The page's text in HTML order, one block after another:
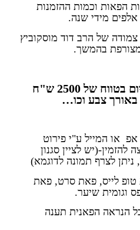
הפאות וכמות ההזמנות
מידי שנה.
של הרב דוד מוסקוביץ
בהמשך.
מחירי הפאות עומדים כיום בטווח של 2500 ש"ח
או המייל ע"י פירוט
(יש לציין סגנון
לצרף תמונה לדוגמא)
טופ לייס, פאת סרט, פאת
וגומית שיער.
הנראה הפאנית תענה